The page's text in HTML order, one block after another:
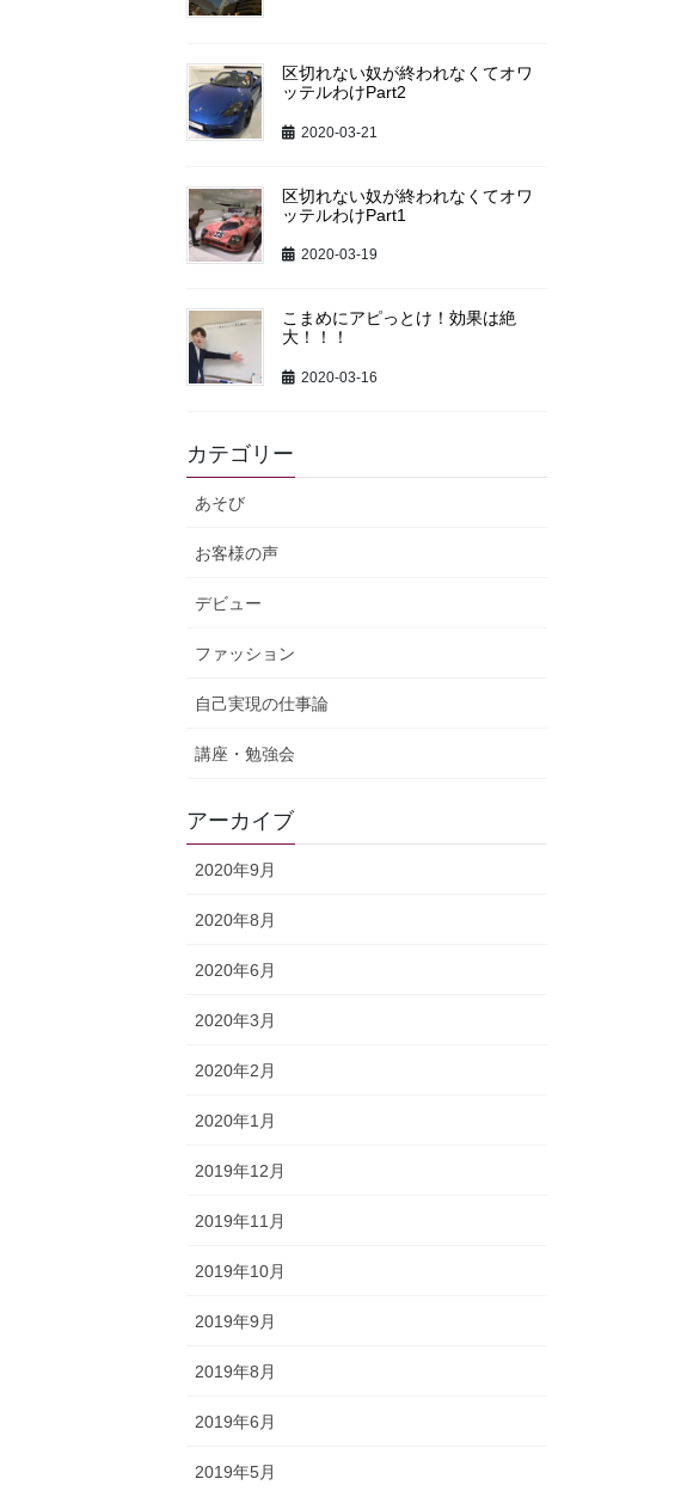
区切れない奴が終われなくてオワ
ッテルわけPart2
2020-03-21
区切れない奴が終われなくてオワ
ッテルわけPart1
2020-03-19
こまめにアピっとけ！効果は絶
大！！！
2020-03-16
カテゴリー
あそび
お客様の声
デビュー
ファッション
自己実現の仕事論
講座・勉強会
アーカイブ
2020年9月
2020年8月
2020年6月
2020年3月
2020年2月
2020年1月
2019年12月
2019年11月
2019年10月
2019年9月
2019年8月
2019年6月
2019年5月